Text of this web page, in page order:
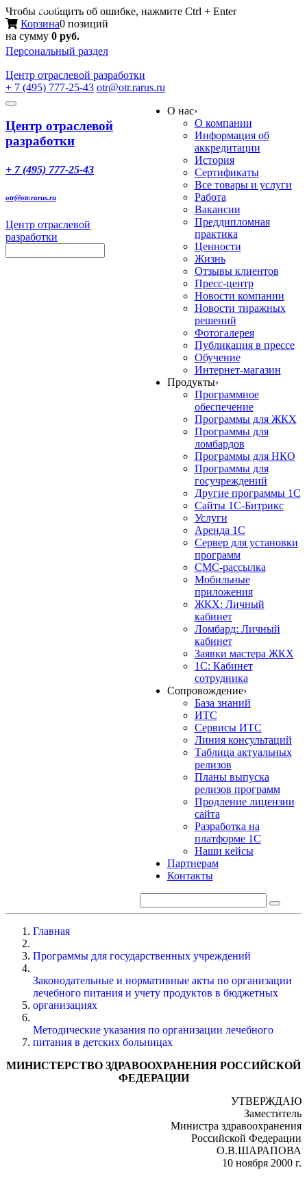
Чтобы сообщить об ошибке, нажмите Ctrl + Enter
Корзина0 позиций
на сумму 0 руб.
Персональный раздел
Центр отраслевой разработки
+ 7 (495) 777-25-43 otr@otr.rarus.ru
Toggle
Меню
Центр отраслевой
разработки
+ 7 (495) 777-25-43
otr@otr.rarus.ru
Центр отраслевой
разработки
О нас›
О компании
Информация об
аккредитации
История
Сертификаты
Все товары и услуги
Работа
Вакансии
Преддипломная
практика
Ценности
Жизнь
Отзывы клиентов
Пресс-центр
Новости компании
Новости тиражных
решений
Фотогалерея
Публикация в прессе
Обучение
Интернет-магазин
Продукты›
Программное
обеспечение
Программы для ЖКХ
Программы для
ломбардов
Программы для НКО
Программы для
госучреждений
Другие программы 1С
Сайты 1С-Битрикс
Услуги
Аренда 1С
Сервер для установки
программ
СМС-рассылка
Мобильные
приложения
ЖКХ: Личный
кабинет
Ломбард: Личный
кабинет
Заявки мастера ЖКХ
1С: Кабинет
сотрудника
Сопровождение›
База знаний
ИТС
Сервисы ИТС
Линия консультаций
Таблица актуальных
релизов
Планы выпуска
релизов программ
Продление лицензии
сайта
Разработка на
платформе 1С
Наши кейсы
Партнерам
Контакты
Главная
Программы для государственных учреждений
Законодательные и нормативные акты по организации
лечебного питания и учету продуктов в бюджетных
организациях
Методические указания по организации лечебного
питания в детских больницах
МИНИСТЕРСТВО ЗДРАВООХРАНЕНИЯ РОССИЙСКОЙ
ФЕДЕРАЦИИ
УТВЕРЖДАЮ
Заместитель
Министра здравоохранения
Российской Федерации
О.В.ШАРАПОВА
10 ноября 2000 г.